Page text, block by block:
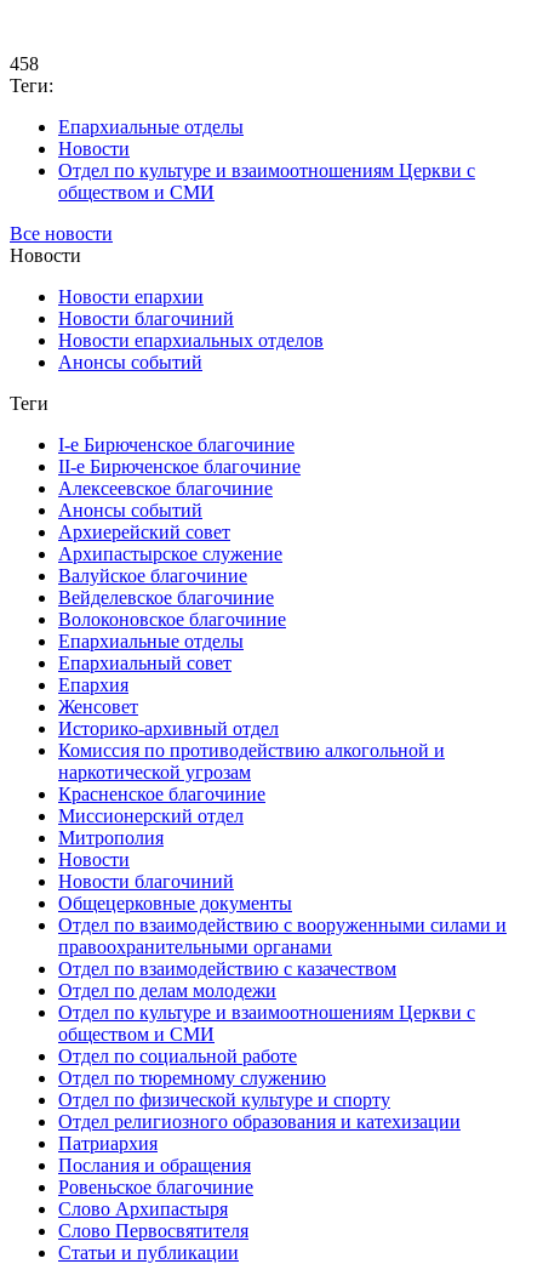
458
Теги:
Епархиальные отделы
Новости
Отдел по культуре и взаимоотношениям Церкви с
обществом и СМИ
Все новости
Новости
Новости епархии
Новости благочиний
Новости епархиальных отделов
Анонсы событий
Теги
I-е Бирюченское благочиние
II-е Бирюченское благочиние
Алексеевское благочиние
Анонсы событий
Архиерейский совет
Архипастырское служение
Валуйское благочиние
Вейделевское благочиние
Волоконовское благочиние
Епархиальные отделы
Епархиальный совет
Епархия
Женсовет
Историко-архивный отдел
Комиссия по противодействию алкогольной и
наркотической угрозам
Красненское благочиние
Миссионерский отдел
Митрополия
Новости
Новости благочиний
Общецерковные документы
Отдел по взаимодействию с вооруженными силами и
правоохранительными органами
Отдел по взаимодействию с казачеством
Отдел по делам молодежи
Отдел по культуре и взаимоотношениям Церкви с
обществом и СМИ
Отдел по социальной работе
Отдел по тюремному служению
Отдел по физической культуре и спорту
Отдел религиозного образования и катехизации
Патриархия
Послания и обращения
Ровеньское благочиние
Слово Архипастыря
Слово Первосвятителя
Статьи и публикации